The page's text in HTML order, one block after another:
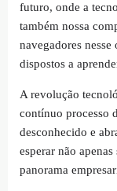
futuro, onde a
também nossa
navegadores
dispostos a
A revolução
contínuo processo
desconhecido e
esperar não
panorama